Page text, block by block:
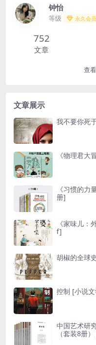
钟怡
等级 永久会员
752
文章
查
文章展示
我不要你死
《物理君大
《习惯的力
册]
《家味儿
f]
胡椒的全球
控制 [ 小说
中国艺术研
（套装8册